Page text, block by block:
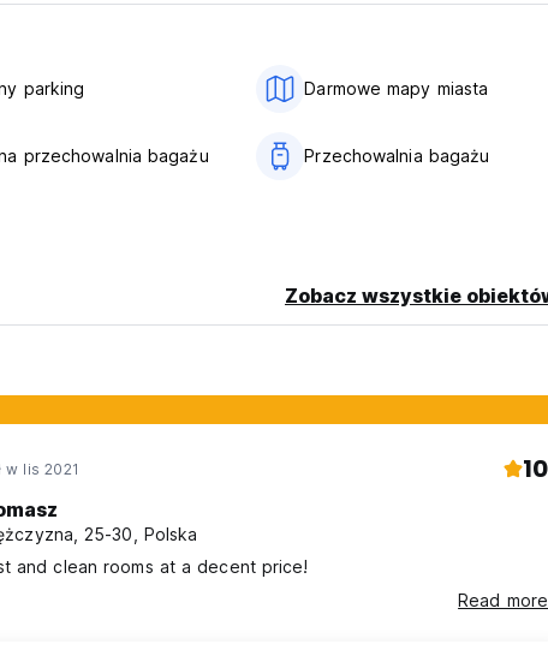
parking Darmowe mapy miasta
przechowalnia bagażu Przechowalnia bagażu
Zobacz wszystkie
w lis 2021 10
25-30, Polska
and clean rooms at a decent price!
Read more